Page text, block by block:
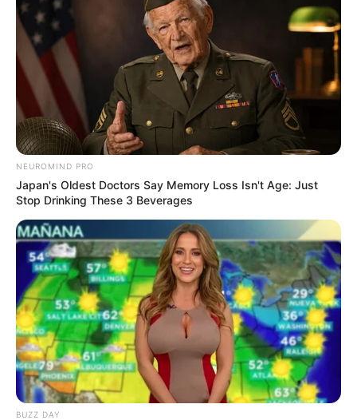
Bikin Ngakak, 10 Potret
Cosplay Murah Pakai Bahan
Seadanya
Anti Mainstream, 10 Cara
Membawa Barang Belanjaan
Versi Warga Thailand
NEUROMIND PRO
Japan's Oldest Doctors Say Memory Loss Isn't Age: Just
Stop Drinking These 3 Beverages
BUZZ DAY